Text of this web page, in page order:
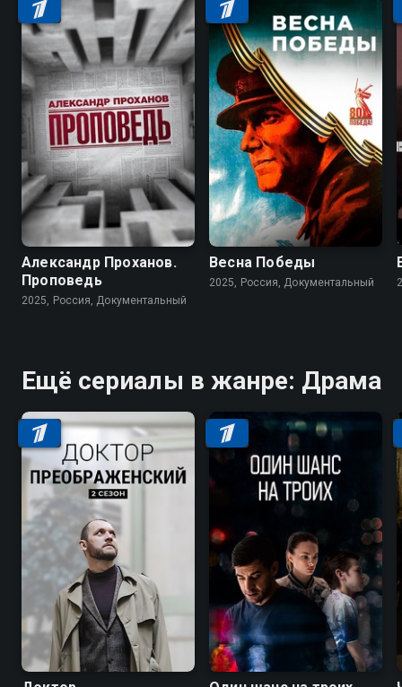
Александр Проханов.
Проповедь
2025, Россия, Документальный
Весна Победы
2025, Россия, Документальный
Ещё сериалы в жанре: Драма